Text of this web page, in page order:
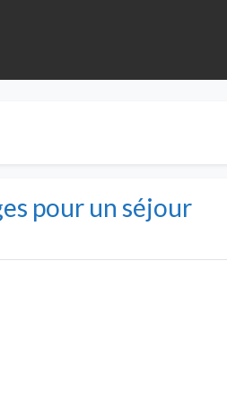
pour un séjour